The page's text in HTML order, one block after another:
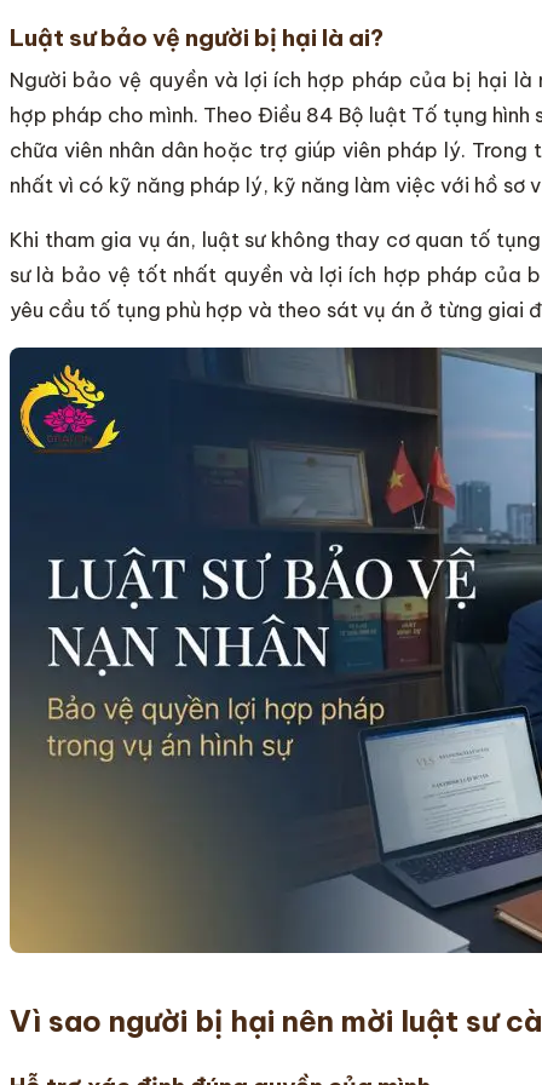
Luật sư bảo vệ người bị hại là ai?
Người bảo vệ quyền và lợi ích hợp pháp của bị hại
hợp pháp cho mình. Theo Điều 84 Bộ luật Tố tụng
chữa viên nhân dân hoặc trợ giúp viên pháp lý.
nhất vì có kỹ năng pháp lý, kỹ năng làm việc với hồ sơ
Khi tham gia vụ án, luật sư không thay cơ quan tố
sư là bảo vệ tốt nhất quyền và lợi ích hợp pháp của
yêu cầu tố tụng phù hợp và theo sát vụ án ở từng giai
Vì sao người bị hại nên mời luật sư